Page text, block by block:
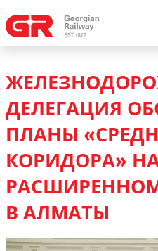
ДЕЛЕГАЦИЯ
ПЛАНЫ
КОРИДОРА»
В АЛМАТЫ